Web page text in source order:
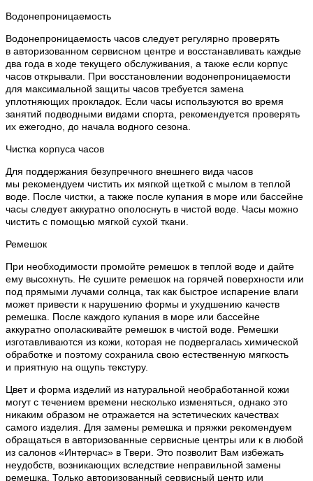
Водонепроницаемость
Водонепроницаемость часов следует регулярно проверять
в авторизованном сервисном центре и восстанавливать каждые
два года в ходе текущего обслуживания, а также если корпус
часов открывали. При восстановлении водонепроницаемости
для максимальной защиты часов требуется замена
уплотняющих прокладок. Если часы используются во время
занятий подводными видами спорта, рекомендуется проверять
их ежегодно, до начала водного сезона.
Чистка корпуса часов
Для поддержания безупречного внешнего вида часов
мы рекомендуем чистить их мягкой щеткой с мылом в теплой
воде. После чистки, а также после купания в море или бассейне
часы следует аккуратно ополоснуть в чистой воде. Часы можно
чистить с помощью мягкой сухой ткани.
Ремешок
При необходимости промойте ремешок в теплой воде и дайте
ему высохнуть. Не сушите ремешок на горячей поверхности или
под прямыми лучами солнца, так как быстрое испарение влаги
может привести к нарушению формы и ухудшению качеств
ремешка. После каждого купания в море или бассейне
аккуратно ополаскивайте ремешок в чистой воде. Ремешки
изготавливаются из кожи, которая не подвергалась химической
обработке и поэтому сохранила свою естественную мягкость
и приятную на ощупь текстуру.
Цвет и форма изделий из натуральной необработанной кожи
могут с течением времени несколько изменяться, однако это
никаким образом не отражается на эстетических качествах
самого изделия. Для замены ремешка и пряжки рекомендуем
обращаться в авторизованные сервисные центры или к в любой
из салонов «Интерчас» в Твери. Это позволит Вам избежать
неудобств, возникающих вследствие неправильной замены
ремешка. Только авторизованный сервисный центр или